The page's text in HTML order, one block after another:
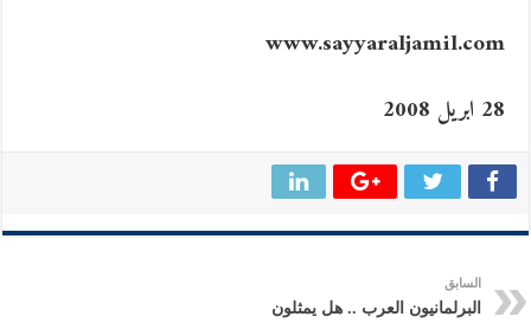
www.sayyaraljamil.com
28 ابريل 2008
السابق
البرلمانيون العرب .. هل يمثلون